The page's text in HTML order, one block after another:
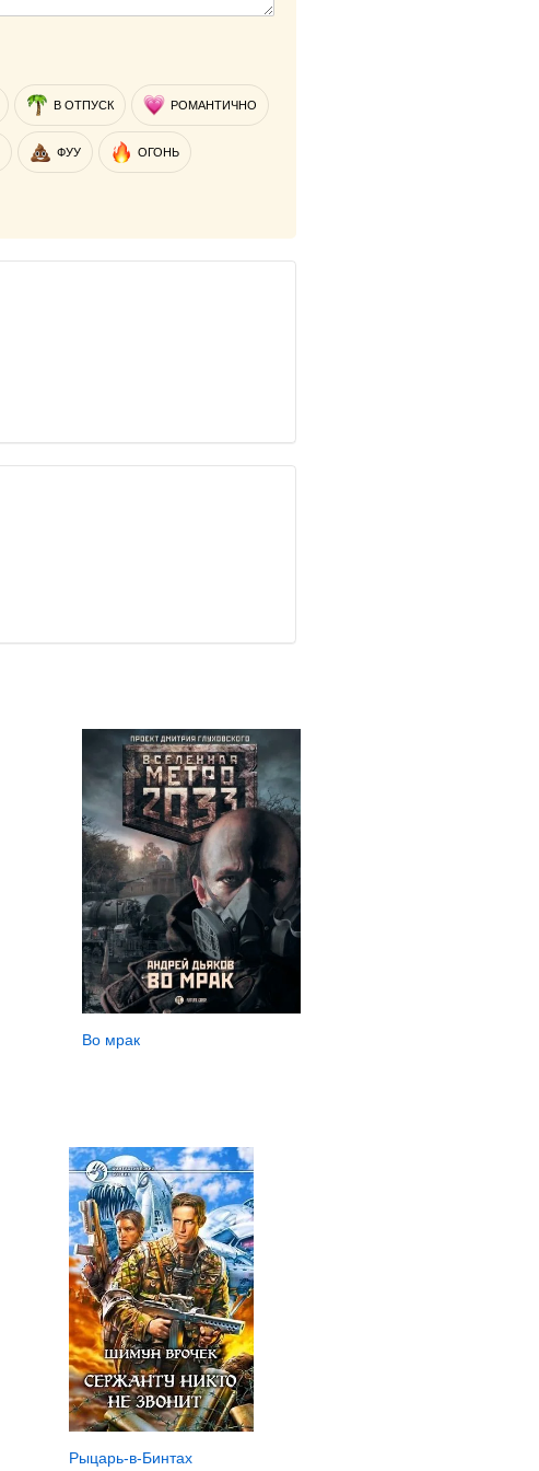
В ОТПУСК РОМАНТИЧНО
ФУУ ОГОНЬ
Во мрак
Рыцарь-в-Бинтах